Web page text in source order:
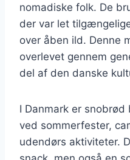
nomadiske folk. De
der var let
over åben ild. Denne
overlevet gennem
del af den danske
I Danmark er
ved sommerfester,
udendørs aktiviteter.